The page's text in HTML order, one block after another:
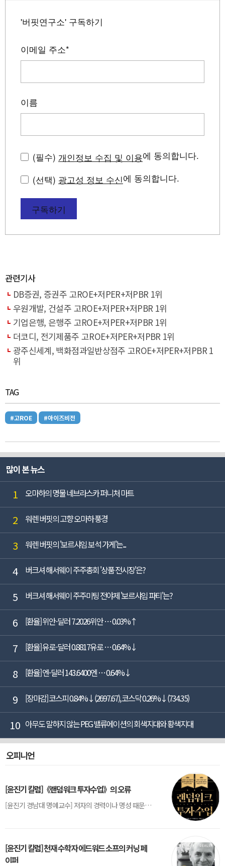
'버핏연구소' 구독하기
이메일 주소*
이름
(필수) 개인정보 수집 및 이용에 동의합니다.
(선택) 광고성 정보 수신에 동의합니다.
구독하기
관련기사
DB증권, 증권주 고ROE+저PER+저PBR 1위
우원개발, 건설주 고ROE+저PER+저PBR 1위
기업은행, 은행주 고ROE+저PER+저PBR 1위
더코디, 전기제품주 고ROE+저PER+저PBR 1위
광주신세계, 백화점과일반상점주 고ROE+저PER+저PBR 1
위
TAG
#고ROE #아이즈비전
많이 본 뉴스
1 오마하의 명물 네브라스카 퍼니처 마트
2 워렌 버핏의 고향 오마하 풍경
3 워렌 버핏의 '보르샤임 보석 가게'는...
4 버크셔 해서웨이 주주총회 '상품 전시장'은?
5 버크셔 해서웨이 주주미팅 전야제 '보르샤임 파티'는?
6 [환율] 위안-달러 7.2026위안 … 0.03%↑
7 [환율] 유로-달러 0.8817유로 … 0.64%↓
8 [환율] 엔-달러 143.6400엔 … 0.64%↓
9 [장마감] 코스피 0.84%↓(2697.67), 코스닥 0.26%↓(734.35)
10 아무도 말하지 않는 PEG 밸류에이션의 회색지대와 황색지대
오피니언
[윤진기 칼럼]《랜덤워크 투자수업》의 오류
[윤진기 경남대 명예교수] 저자의 경력이나 명성 때문인지 2020년에 번역 출판된 《랜덤워크 투자수업》(A Random Walk Down Wall Street) 12판은 표지부터가 거창하다. ‘45년간 12번 개정하며 철저히 검증한 투자서’, ‘전문가 부럽지 않은 투자 감각을 길러주는 위대한 투자지침서’ 라는 은빛 광고문구로 독자를 유혹한다.[1] 출판 50주...
[윤진기 칼럼] 천재 수학자 에드워드 소프의 커닝 페
이퍼